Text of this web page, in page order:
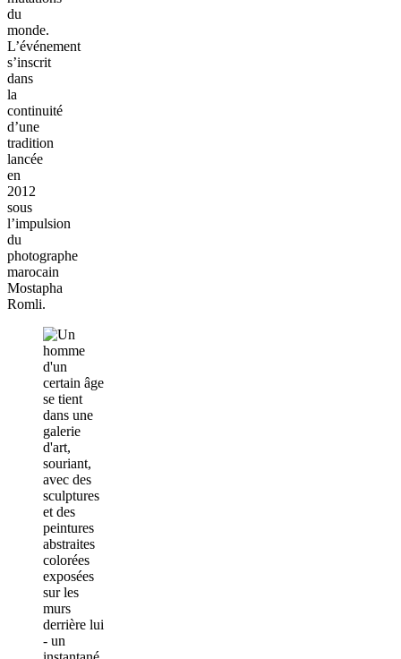
du
monde.
L’événement
s’inscrit
dans
la
continuité
d’une
tradition
lancée
en
2012
sous
l’impulsion
du
photographe
marocain
Mostapha
Romli.